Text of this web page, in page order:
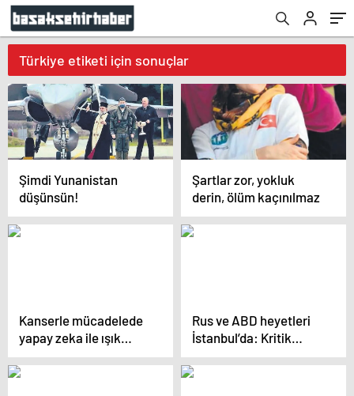
Türkiye etiketi için sonuçlar
Şimdi Yunanistan
düşünsün!
Şartlar zor, yokluk
derin, ölüm kaçınılmaz
Kanserle mücadelede
yapay zeka ile ışık
hızında tedavi
Rus ve ABD heyetleri
İstanbul’da: Kritik
görüşme sona erdi